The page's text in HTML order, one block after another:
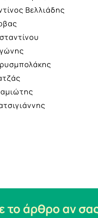
Βελλιάδης
το άρθρο αν